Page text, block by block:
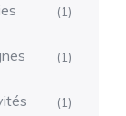
(1)
(1)
(1)